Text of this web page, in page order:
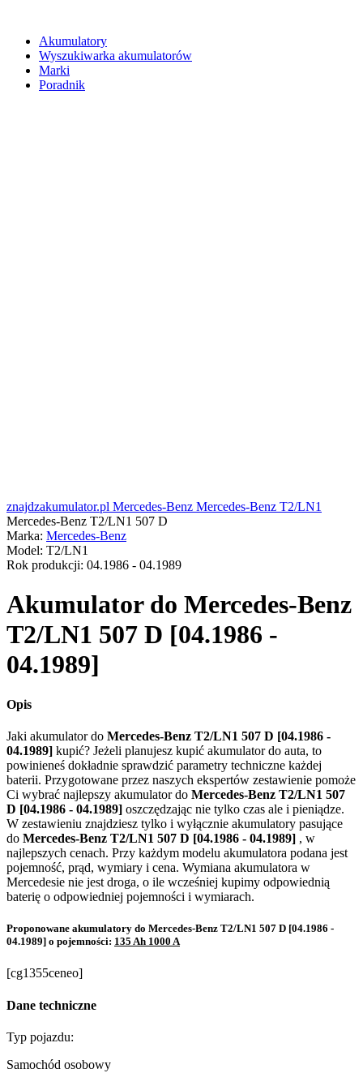
Akumulatory
Wyszukiwarka akumulatorów
Marki
Poradnik
znajdzakumulator.pl Mercedes-Benz Mercedes-Benz T2/LN1
Mercedes-Benz T2/LN1 507 D
Marka: Mercedes-Benz
Model: T2/LN1
Rok produkcji: 04.1986 - 04.1989
Akumulator do Mercedes-Benz
T2/LN1 507 D [04.1986 -
04.1989]
Opis
Jaki akumulator do Mercedes-Benz T2/LN1 507 D [04.1986 -
04.1989] kupić? Jeżeli planujesz kupić akumulator do auta, to
powinieneś dokładnie sprawdzić parametry techniczne każdej
baterii. Przygotowane przez naszych ekspertów zestawienie pomoże
Ci wybrać najlepszy akumulator do Mercedes-Benz T2/LN1 507
D [04.1986 - 04.1989] oszczędzając nie tylko czas ale i pieniądze.
W zestawieniu znajdziesz tylko i wyłącznie akumulatory pasujące
do Mercedes-Benz T2/LN1 507 D [04.1986 - 04.1989] , w
najlepszych cenach. Przy każdym modelu akumulatora podana jest
pojemność, prąd, wymiary i cena. Wymiana akumulatora w
Mercedesie nie jest droga, o ile wcześniej kupimy odpowiednią
baterię o odpowiedniej pojemności i wymiarach.
Proponowane akumulatory do Mercedes-Benz T2/LN1 507 D [04.1986 -
04.1989] o pojemności: 135 Ah 1000 A
[cg1355ceneo]
Dane techniczne
Typ pojazdu:
Samochód osobowy